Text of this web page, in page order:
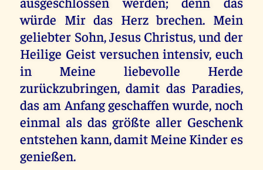
würde Mir das Herz brechen. Mein
geliebter Sohn, Jesus Christus, und der
Heilige Geist versuchen intensiv, euch
in Meine liebevolle Herde
zurückzubringen, damit das Paradies,
das am Anfang geschaffen wurde, noch
einmal als das größte aller Geschenk
entstehen kann, damit Meine Kinder es
genießen.